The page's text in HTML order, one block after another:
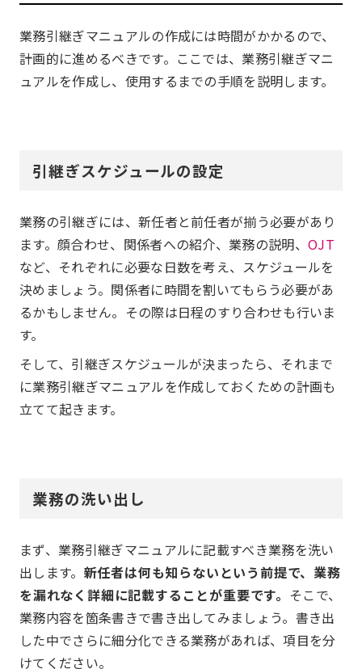
業務引継ぎマニュアルの作成には時間がかかるので、
計画的に進めるべきです。ここでは、業務引継ぎマニ
ュアルを作成し、使用するまでの手順を説明します。
引継ぎスケジュールの設定
業務の引継ぎには、新任者と前任者が揃う必要があり
ます。顔合わせ、関係者への紹介、業務の説明、OJT
など、それぞれに必要な日数を考え、スケジュールを
決めましょう。関係者に時間を割いてもらう必要があ
るかもしません。その際は日程のすり合わせも行いま
す。
そして、引継ぎスケジュールが決まったら、それまで
に業務引継ぎマニュアルを作成しておくための計画も
立てて起きます。
業務の洗い出し
まず、業務引継ぎマニュアルに記載すべき業務を洗い
出します。 新任者は何も知らないという前提で、業務
を漏れなく詳細に記載することが重要です。 そこで、
業務内容を箇条書きで書き出してみましょう。書き出
した中でさらに細分化できる業務があれば、項目を分
けてください。